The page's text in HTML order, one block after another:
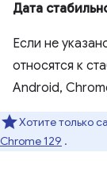
Дата
Если не
относятся к
Android,
Хотите только
Chrome 129 .